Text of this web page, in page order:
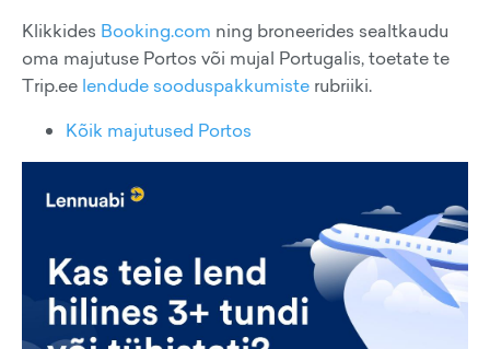
Klikkides Booking.com ning broneerides sealtkaudu
oma majutuse Portos või mujal Portugalis, toetate te
Trip.ee lendude sooduspakkumiste rubriiki.
Kõik majutused Portos